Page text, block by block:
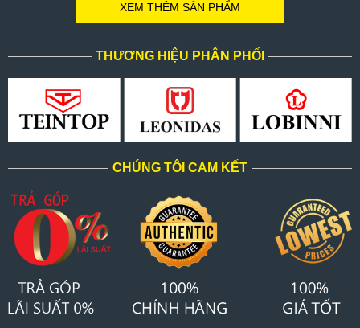
XEM THÊM SẢN PHẨM
THƯƠNG HIỆU PHÂN PHỐI
CHÚNG TÔI CAM KẾT